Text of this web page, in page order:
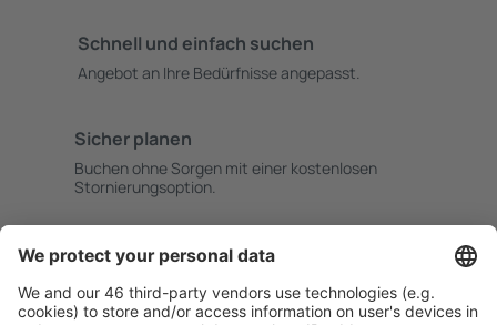
Schnell und einfach suchen
Angebot an Ihre Bedürfnisse angepasst.
Sicher planen
Buchen ohne Sorgen mit einer kostenlosen
Stornierungsoption.
Attraktive Preise und Spezialangebote für eingeloggte
Benutzer.